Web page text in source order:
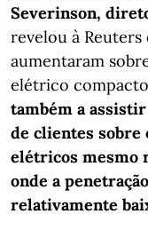
Severinson,
revelou à Reuters
aumentaram
elétrico
também a
de clientes sobre
elétricos mesmo
onde a
relativamente